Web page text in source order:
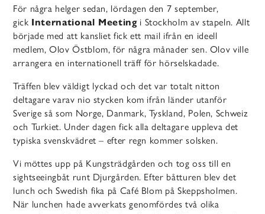
För några helger sedan, lördagen den 7 september,
gick International Meetingi Stockholm av stapeln. Allt
började med att kansliet fick ett mail ifrån en ideell
medlem, Olov Östblom, för några månader sen. Olov ville
arrangera en internationell träff för hörselskadade.
Träffen blev väldigt lyckad och det var totalt nitton
deltagare varav nio stycken kom ifrån länder utanför
Sverige så som Norge, Danmark, Tyskland, Polen, Schweiz
och Turkiet. Under dagen fick alla deltagare uppleva det
typiska svenskvädret – efter regn kommer solsken.
Vi möttes upp på Kungsträdgården och tog oss till en
sightseeingbåt runt Djurgården. Efter båtturen blev det
lunch och Swedish fika på Café Blom på Skeppsholmen.
När lunchen hade avverkats genomfördes två olika